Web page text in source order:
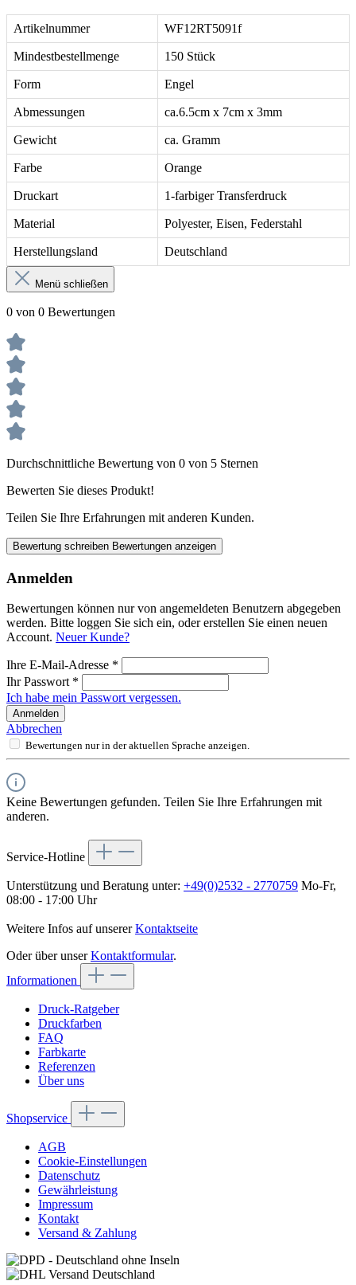
Artikelnummer WF12RT5091f
Mindestbestellmenge 150 Stück
Form Engel
Abmessungen ca.6.5cm x 7cm x 3mm
Gewicht ca. Gramm
Farbe Orange
Druckart 1-farbiger Transferdruck
Material Polyester, Eisen, Federstahl
Herstellungsland Deutschland
Menü schließen
0 von 0 Bewertungen
Durchschnittliche Bewertung von 0 von 5 Sternen
Bewerten Sie dieses Produkt!
Teilen Sie Ihre Erfahrungen mit anderen Kunden.
Bewertung schreiben Bewertungen anzeigen
Anmelden
Bewertungen können nur von angemeldeten Benutzern abgegeben
werden. Bitte loggen Sie sich ein, oder erstellen Sie einen neuen
Account. Neuer Kunde?
Ihre E-Mail-Adresse *
Ihr Passwort *
Ich habe mein Passwort vergessen.
Anmelden
Abbrechen
Bewertungen nur in der aktuellen Sprache anzeigen.
Keine Bewertungen gefunden. Teilen Sie Ihre Erfahrungen mit
anderen.
Service-Hotline
Unterstützung und Beratung unter: +49(0)2532 - 2770759 Mo-Fr,
08:00 - 17:00 Uhr
Weitere Infos auf unsererKontaktseite
Oder über unserKontaktformular.
Informationen
Druck-Ratgeber
Druckfarben
FAQ
Farbkarte
Referenzen
Über uns
Shopservice
AGB
Cookie-Einstellungen
Datenschutz
Gewährleistung
Impressum
Kontakt
Versand & Zahlung